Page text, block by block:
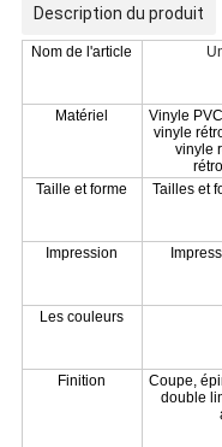
Description du produit
Nom de l'article
Matériel
Vinyle
vinyle
vinyle
Taille et forme
Tailles et
Impression
Les couleurs
Finition
Coupe,
double